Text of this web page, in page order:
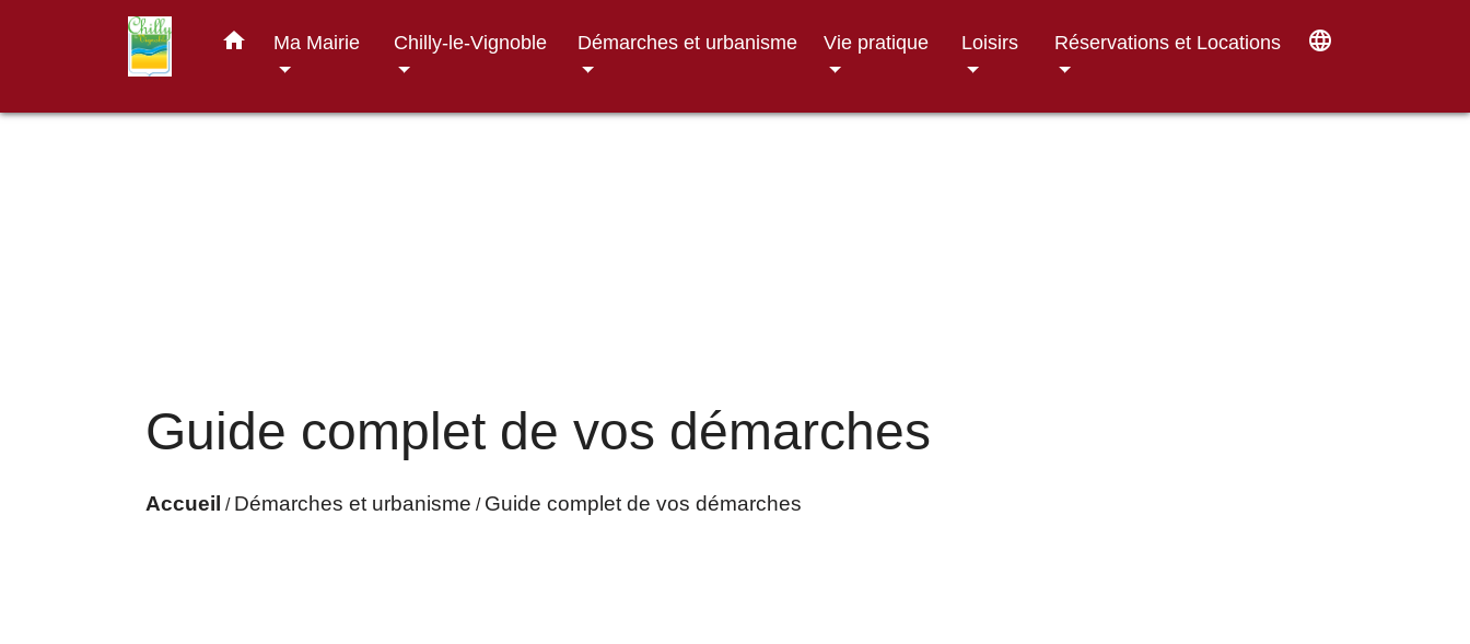
home Ma Mairie Chilly-le-Vignoble Démarches et urbanisme Vie pratique Loisirs Réservations et Locations language
Guide complet de vos démarches
Accueil / Démarches et urbanisme / Guide complet de vos démarches